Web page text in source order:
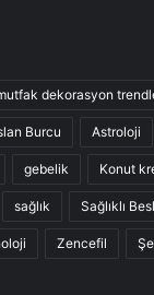
dekorasyon
Burcu Astroloji
gebelik Konut
sağlık Sağlıklı
Zencefil